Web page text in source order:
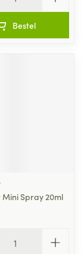
Bestel
Mini Spray 20ml